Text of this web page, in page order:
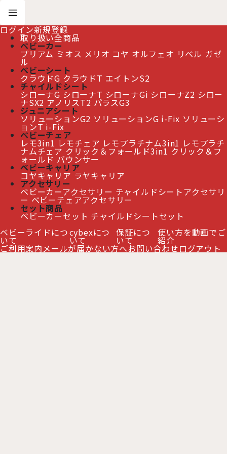
ログイン新規登録
取り扱い全商品
ベビーカー
プリアム ミオス メリオ コヤ オルフェオ リベル ガゼ
ル
ベビーシート
クラウドG クラウドT エイトンS2
チャイルドシート
シローナG シローナT シローナGi シローナZ2 シロー
ナSX2 アノリスT2 パラスG3
ジュニアシート
ソリューションG2 ソリューションG i-Fix ソリューシ
ョンT i-Fix
ベビーチェア
レモ3in1 レモチェア レモプラチナム3in1 レモプラチ
ナムチェア クリック＆フォールド3in1 クリック＆フ
ォールド バウンサー
ベビーキャリア
コヤキャリア ラヤキャリア
アクセサリー
ベビーカーアクセサリー チャイルドシートアクセサリ
ー ベビーチェアアクセサリー
セット商品
ベビーカーセット チャイルドシートセット
ベビーライドにつ
いて
cybexにつ
いて
保証につ
いて
使い方を動画でご
紹介
ご利用案内メールが届かない方へお問い合わせログアウト
> おすすめ商品 >ゴールドバウンサー&アダプター
≫ 熊本地震の影響によるお届け遅延について
ゴールドバウンサー&アダプター [おすすめ商品]
表示順変更
表示数:
並び順 :
絞り込む
閉じる
件
特集で絞り込む
全商品一覧
ミオス2026年モデル